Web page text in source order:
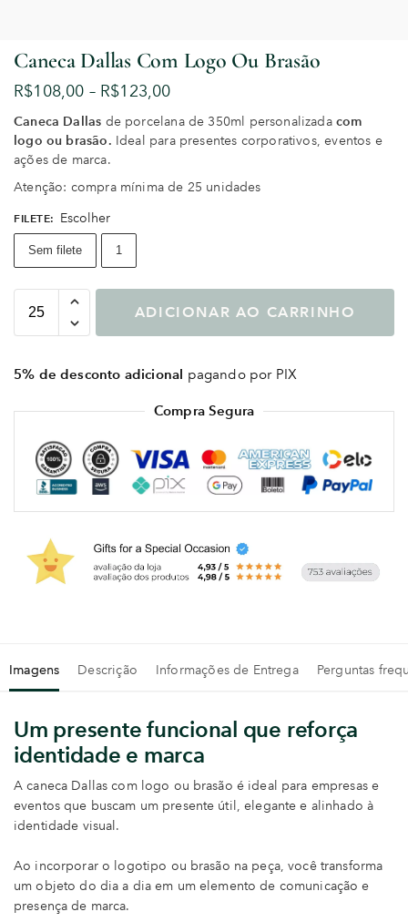
Caneca Dallas Com Logo Ou Brasão
R$108,00 – R$123,00
Caneca Dallas de porcelana de 350ml personalizadacom
logo ou brasão. Ideal para presentes corporativos, eventos e
ações de marca.
Atenção: compra mínima de 25 unidades
FILETE: Escolher
Sem filete 1
ADICIONAR AO CARRINHO
5% de desconto adicional pagando por PIX
Compra Segura
Imagens Descrição Informações de Entrega Perguntas
Um presente funcional que reforça
identidade e marca
A caneca Dallas com logo ou brasão é ideal para empresas e
eventos que buscam um presente útil, elegante e alinhado à
identidade visual.
Ao incorporar o logotipo ou brasão na peça, você transforma
um objeto do dia a dia em um elemento de comunicação e
presença de marca.